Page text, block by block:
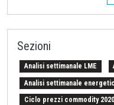
Sezioni
Analisi settimanale LME
Analisi settimanale
Ciclo prezzi commodity